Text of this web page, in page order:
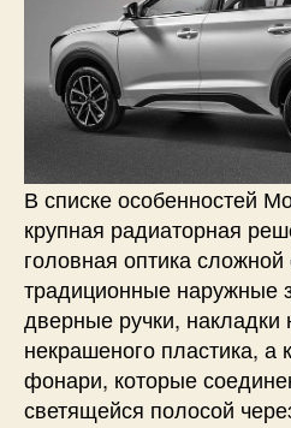
В списке особенностей
крупная радиаторная
головная оптика
традиционные наружные
дверные ручки, накладки
некрашеного пластика, а
фонари, которые
светящейся полосой